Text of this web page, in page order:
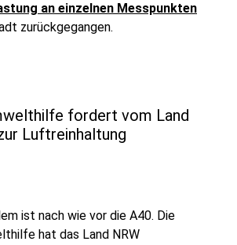
an einzelnen Messpunkten
zurückgegangen.
fordert vom Land
Luftreinhaltung
ist nach wie vor die A40. Die
hat das Land NRW